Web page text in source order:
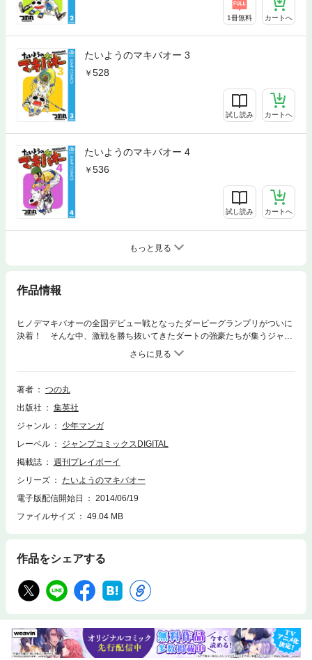
1冊無料 カートへ
たいようのマキバオー 3
528
試し読み カートへ
たいようのマキバオー 4
536
試し読み カートへ
もっと見る
作品情報
ヒノデマキバオーの全国デビュー戦となったダービーグランプリがついに
決着！ そんな中、激戦を勝ち抜いてきたダートの強豪たちが集うジャパ
ンカップダートが開幕する。屈指の実力を誇るアマゾンスピリット、マウ
ンテンロックらに世界からの刺客も加え、熱砂の決戦が始まる!!
著者
つの丸
出版社
集英社
ジャンル
少年マンガ
レーベル
ジャンプコミックスDIGITAL
掲載誌
週刊プレイボーイ
シリーズ
たいようのマキバオー
電子版配信開始日
2014/06/19
ファイルサイズ
49.04 MB
作品をシェアする